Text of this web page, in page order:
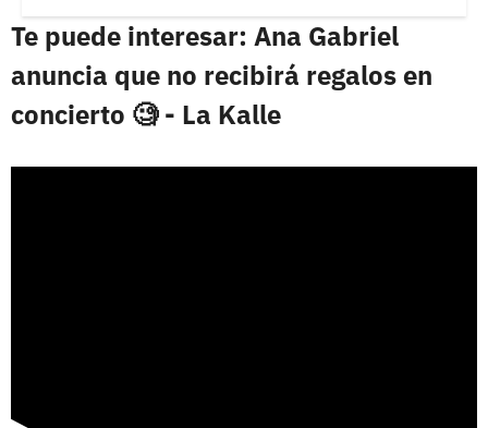
Te puede interesar: Ana Gabriel
anuncia que no recibirá regalos en
concierto 🧐 - La Kalle